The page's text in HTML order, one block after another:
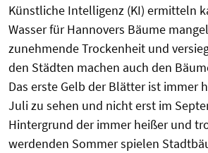
Künstliche Intelligenz (KI) ermitteln
Wasser für Hannovers Bäume
zunehmende Trockenheit und
den Städten machen auch den
Das erste Gelb der Blätter ist immer
Juli zu sehen und nicht erst im
Hintergrund der immer heißer und
werdenden Sommer spielen